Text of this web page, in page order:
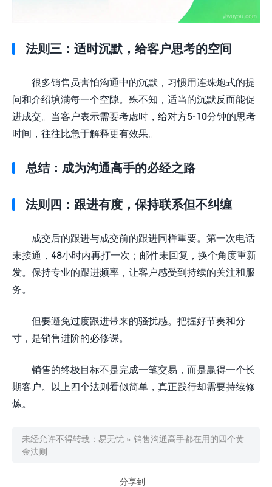
法则三：适时沉默，给客户思考的空间
很多销售员害怕沟通中的沉默，习惯用连珠炮式的提
问和介绍填满每一个空隙。殊不知，适当的沉默反而能促
进成交。当客户表示需要考虑时，给对方5-10分钟的思考
时间，往往比急于解释更有效果。
总结：成为沟通高手的必经之路
法则四：跟进有度，保持联系但不纠缠
成交后的跟进与成交前的跟进同样重要。第一次电话
未接通，48小时内再打一次；邮件未回复，换个角度重新
发。保持专业的跟进频率，让客户感受到持续的关注和服
务。
但要避免过度跟进带来的骚扰感。把握好节奏和分
寸，是销售进阶的必修课。
销售的终极目标不是完成一笔交易，而是赢得一个长
期客户。以上四个法则看似简单，真正践行却需要持续修
炼。
未经允许不得转载： 易无忧 » 销售沟通高手都在用的四个黄
金法则
分享到